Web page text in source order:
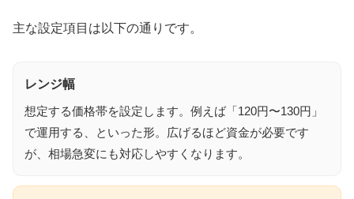
主な設定項目は以下の通りです。
レンジ幅
想定する価格帯を設定します。例えば「120円〜130円」
で運用する、といった形。広げるほど資金が必要です
が、相場急変にも対応しやすくなります。